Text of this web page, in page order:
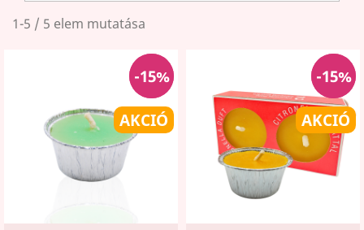
1-5 / 5 elem mutatása
-15%
-15%
AKCIÓ
-15%
-15%
AKCIÓ